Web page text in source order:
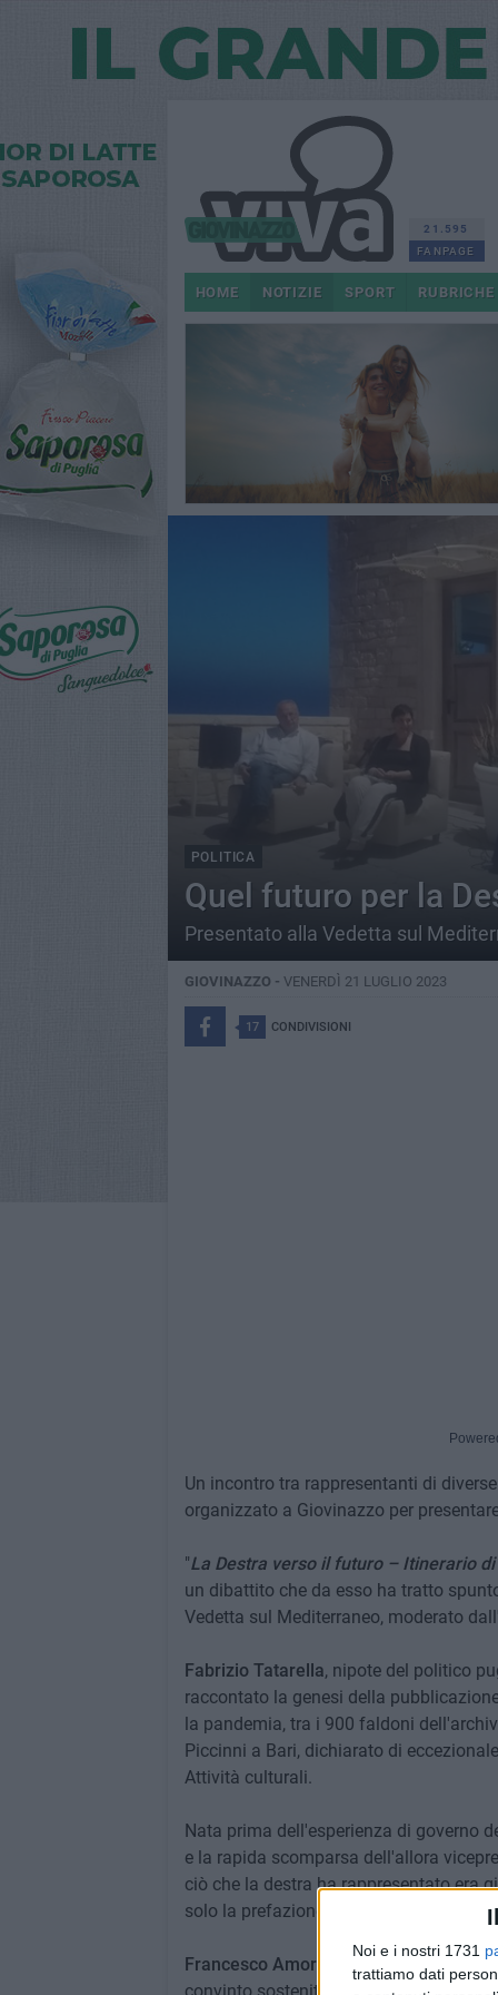
Noi e i nostri 1731
trattiamo dati
21.595
FANPAGE
HOME NOTIZIE SPORT RUBRICHE
POLITICA
Quel futuro per la
Presentato alla Vedetta sul
GIOVINAZZO - VENERDÌ 21 LUGLIO 2023
17 CONDIVISIONI
Un incontro tra rappresentanti di
organizzato a Giovinazzo per
"La Destra verso il futuro – Itinerario
un dibattito che da esso ha tratto
Vedetta sul Mediterraneo, moderato
Fabrizio Tatarella, nipote del politico
raccontato la genesi della
la pandemia, tra i 900 faldoni
Piccinni a Bari, dichiarato di
Attività culturali.
Nata prima dell'esperienza di governo
e la rapida scomparsa dell'allora
ciò che la destra ha rappresentato era
solo la prefazione di Giorgia Meloni,
Francesco Amoruso
, ex parlamentare